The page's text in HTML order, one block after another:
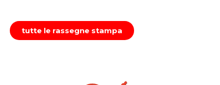
tutte le rassegne stampa